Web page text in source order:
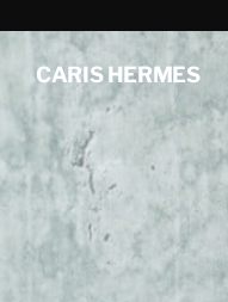
CARIS HERMES